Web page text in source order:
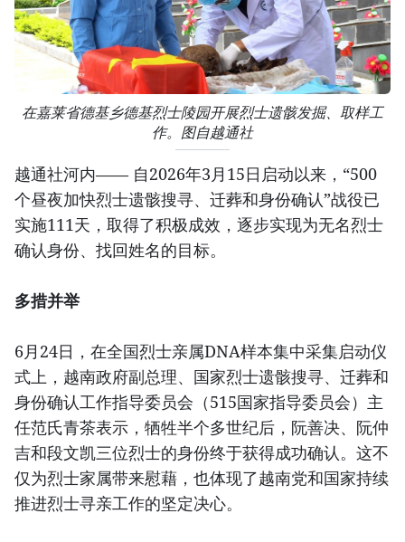
在嘉莱省德基乡德基烈士陵园开展烈士遗骸发掘、取样工
作。图自越通社
越通社河内—— 自2026年3月15日启动以来，“500
个昼夜加快烈士遗骸搜寻、迁葬和身份确认”战役已
实施111天，取得了积极成效，逐步实现为无名烈士
确认身份、找回姓名的目标。
多措并举
6月24日，在全国烈士亲属DNA样本集中采集启动仪
式上，越南政府副总理、国家烈士遗骸搜寻、迁葬和
身份确认工作指导委员会（515国家指导委员会）主
任范氏青茶表示，牺牲半个多世纪后，阮善决、阮仲
吉和段文凯三位烈士的身份终于获得成功确认。这不
仅为烈士家属带来慰藉，也体现了越南党和国家持续
推进烈士寻亲工作的坚定决心。